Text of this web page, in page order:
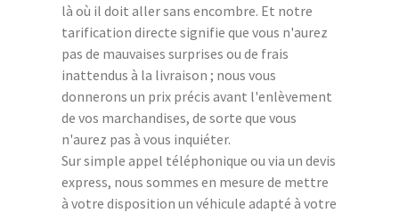
là où il doit aller sans encombre. Et notre
tarification directe signifie que vous n'aurez
pas de mauvaises surprises ou de frais
inattendus à la livraison ; nous vous
donnerons un prix précis avant l'enlèvement
de vos marchandises, de sorte que vous
n'aurez pas à vous inquiéter.
Sur simple appel téléphonique ou via un devis
express, nous sommes en mesure de mettre
à votre disposition un véhicule adapté à votre